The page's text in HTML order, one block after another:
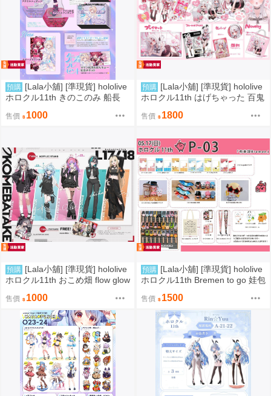
預購 [Lala小舖] [準現貨] hololive
ホロクル11th きのこのみ 船長
售價 1000
預購 [Lala小舖] [準現貨] hololive
ホロクル11th はげちゃった 百鬼
鼠墊
售價 1800
預購 [Lala小舖] [準現貨] hololive
ホロクル11th おこめ畑 flow glow
售價 1000
預購 [Lala小舖] [準現貨] hololive
ホロクル11th Bremen to go 娃包
售價 1500